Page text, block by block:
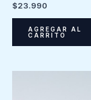
$23.990
AGREGAR AL
CARRITO